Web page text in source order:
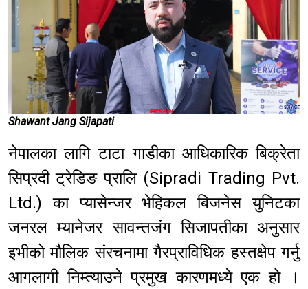
Shawant Jang Sijapati
नेपालका लागि टाटा गाडीका आधिकारिक बिक्रेता
सिप्रदी ट्रेडिङ प्रालि (Sipradi Trading Pvt.
Ltd.) का प्यासेन्जर भेहिकल बिजनेस युनिटका
जनरल म्यानेजर सावन्तजंग सिजापतीका अनुसार
इभीको मौलिक संरचनामा गैरप्राविधिक हस्तक्षेप गर्नु
आगलागी निम्त्याउने प्रमुख कारणमध्ये एक हो ।